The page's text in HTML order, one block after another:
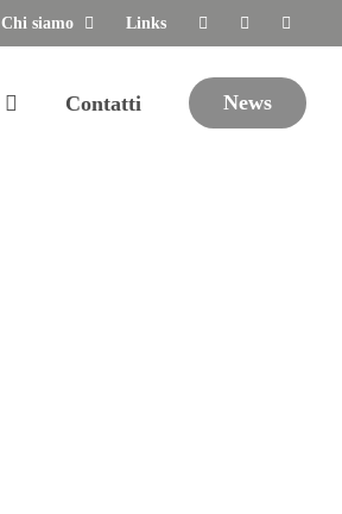
Chi siamo Links
Contatti News